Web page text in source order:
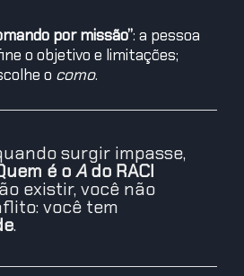
por missão”: a pessoa
o objetivo e limitações;
o como.
surgir impasse,
é oAdo RACI
existir, você não
você tem
.